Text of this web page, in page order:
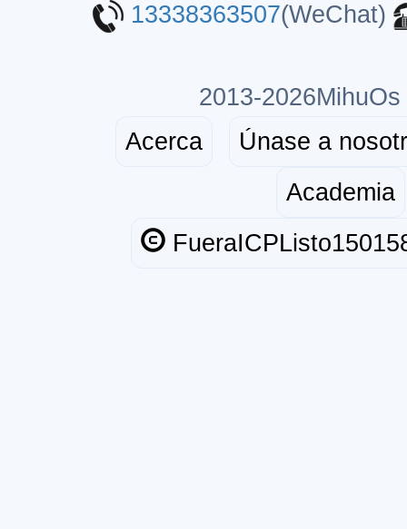
13338363507(WeChat)
2013-
Acerca
Únase a
Academia